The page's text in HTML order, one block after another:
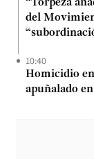
“Torpeza
del
10:40
Homicidio
apuñalado